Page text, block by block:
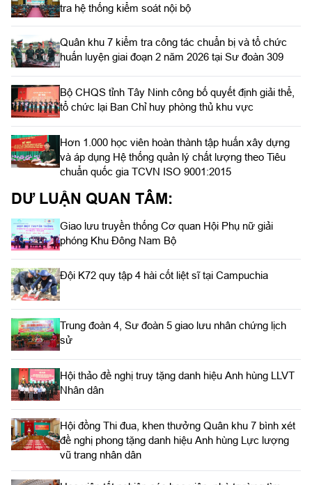
tra hệ thống kiểm soát nội bộ
Quân khu 7 kiểm tra công tác chuẩn bị và tổ chức
huấn luyện giai đoạn 2 năm 2026 tại Sư đoàn 309
Bộ CHQS tỉnh Tây Ninh công bố quyết định giải thể,
tổ chức lại Ban Chỉ huy phòng thủ khu vực
Hơn 1.000 học viên hoàn thành tập huấn xây dựng
và áp dụng Hệ thống quản lý chất lượng theo Tiêu
chuẩn quốc gia TCVN ISO 9001:2015
DƯ LUẬN QUAN TÂM:
Giao lưu truyền thống Cơ quan Hội Phụ nữ giải
phóng Khu Đông Nam Bộ
Đội K72 quy tập 4 hài cốt liệt sĩ tại Campuchia
Trung đoàn 4, Sư đoàn 5 giao lưu nhân chứng lịch
sử
Hội thảo đề nghị truy tặng danh hiệu Anh hùng LLVT
Nhân dân
Hội đồng Thi đua, khen thưởng Quân khu 7 bình xét
đề nghị phong tặng danh hiệu Anh hùng Lực lượng
vũ trang nhân dân